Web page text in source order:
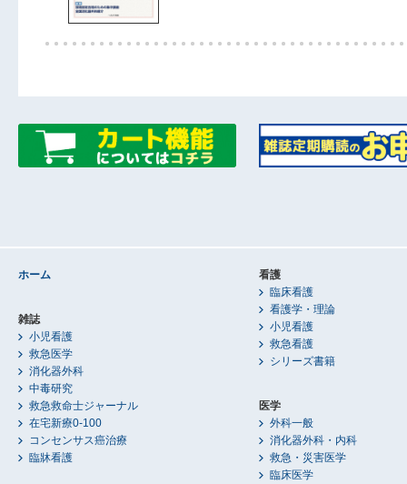
ホーム
雑誌
小児看護
救急医学
消化器外科
中毒研究
救急救命士ジャーナル
在宅新療0-100
コンセンサス癌治療
臨牀看護
看護
臨床看護
看護学・理論
小児看護
救急看護
シリーズ書籍
医学
外科一般
消化器外科・内科
救急・災害医学
臨床医学